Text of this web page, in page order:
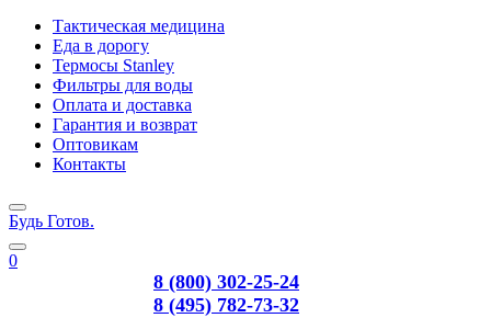
Тактическая медицина
Еда в дорогу
Термосы Stanley
Фильтры для воды
Оплата и доставка
Гарантия и возврат
Оптовикам
Контакты
Будь Готов.
0
8 (800) 302-25-24
8 (495) 782-73-32